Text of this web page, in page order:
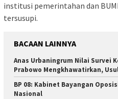
institusi pemerintahan dan
tersusupi.
BACAAN LAINNYA
Anas Urbaningrum Nilai Survei
Prabowo Mengkhawatirkan,
BP 08: Kabinet Bayangan
Nasional